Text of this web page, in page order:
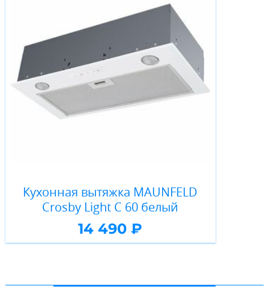
Кухонная вытяжка MAUNFELD
Crosby Light C 60 белый
14 490 ₽